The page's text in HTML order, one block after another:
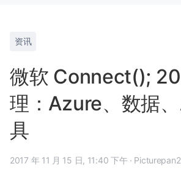
资讯
微软 Connect();
理：Azure、数据
具
2017 年 11 月 15 日, 11:40 下午 · Picturepan2